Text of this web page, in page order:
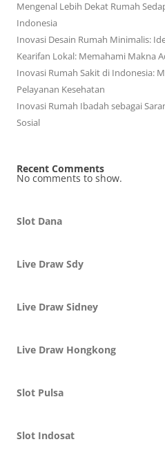
Mengenal Lebih Dekat Rumah
Indonesia
Inovasi Desain Rumah Minimalis:
Kearifan Lokal: Memahami Makna
Inovasi Rumah Sakit di Indonesia:
Pelayanan Kesehatan
Inovasi Rumah Ibadah sebagai
Sosial
Recent Comments
No comments to show.
Slot Dana
Live Draw Sdy
Live Draw Sidney
Live Draw Hongkong
Slot Pulsa
Slot Indosat